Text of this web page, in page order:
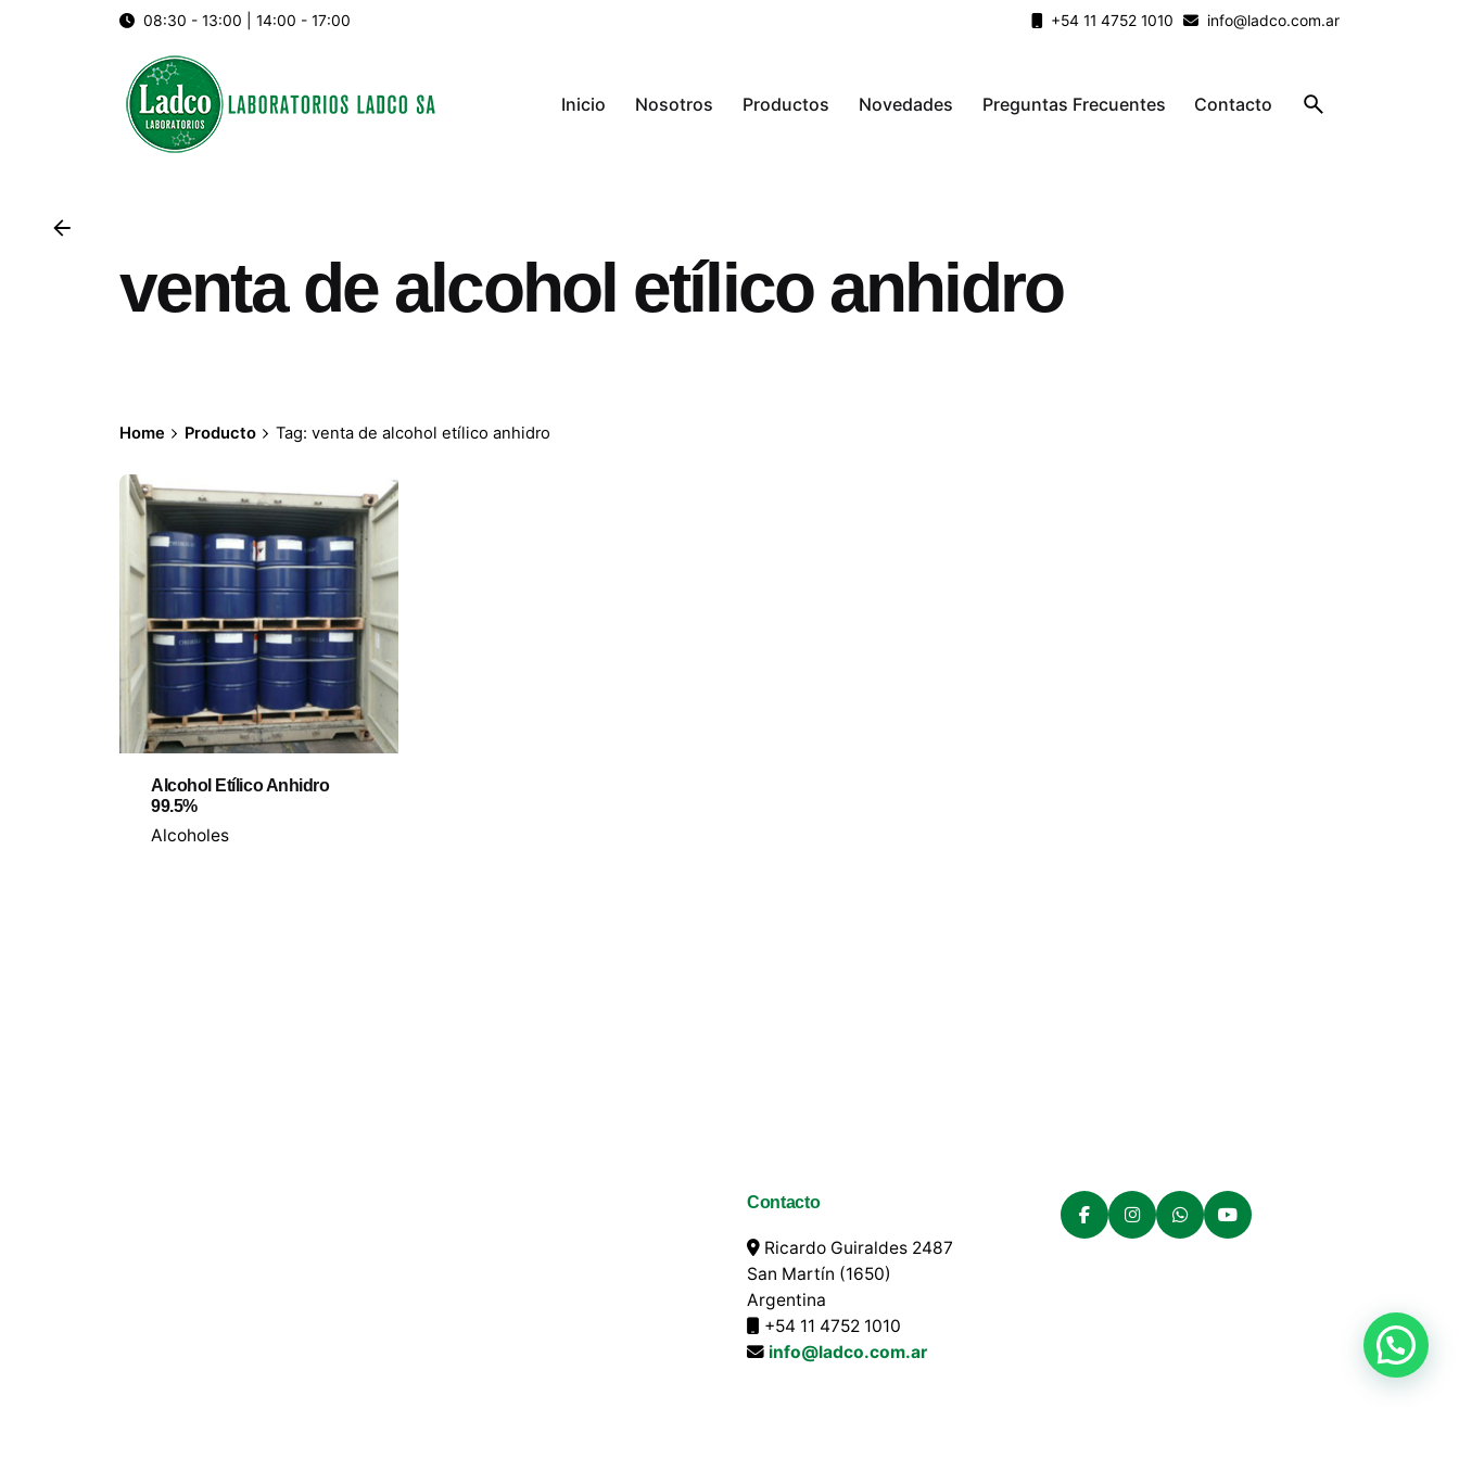
08:30 - 13:00 | 14:00 - 17:00 +54 11 4752 1010 info@ladco.com.ar
Inicio Nosotros Productos Novedades Preguntas Frecuentes Contacto
venta de alcohol etílico anhidro
Home Producto Tag: venta de alcohol etílico anhidro
Alcohol Etílico Anhidro
99.5%
Alcoholes
Contacto
Ricardo Guiraldes 2487
San Martín (1650)
Argentina
+54 11 4752 1010
info@ladco.com.ar